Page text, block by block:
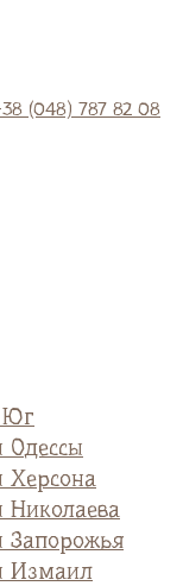
(048) 787 82 08
Юг
Одессы
Херсона
Николаева
Запорожья
Измаил